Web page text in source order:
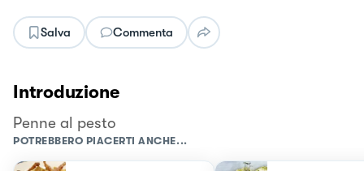
Salva Commenta
Introduzione
Penne al pesto
POTREBBERO PIACERTI ANCHE...